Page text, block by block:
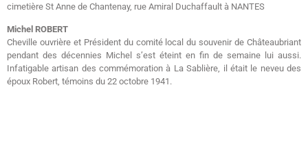
cimetière St Anne de Chantenay, rue Amiral Duchaffault à NANTES
Michel ROBERT
Cheville ouvrière et Président du comité local du souvenir de Châteaubriant
pendant des décennies Michel s’est éteint en fin de semaine lui aussi.
Infatigable artisan des commémoration à La Sablière, il était le neveu des
époux Robert, témoins du 22 octobre 1941.